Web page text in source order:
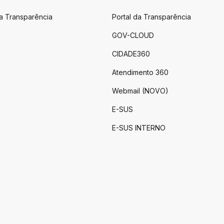
Transparência Portal da Transparência
GOV-CLOUD
CIDADE360
Atendimento 360
Webmail (NOVO)
E-SUS
E-SUS INTERNO